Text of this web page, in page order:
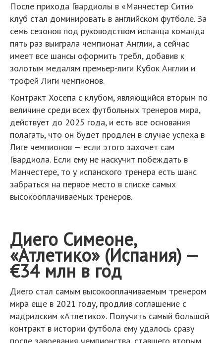
После прихода Гвардиолы в «Манчестер Сити»
клуб стал доминировать в английском футболе. За
семь сезонов под руководством испанца команда
пять раз выиграла чемпионат Англии, а сейчас
имеет все шансы оформить требл, добавив к
золотым медалям премьер-лиги Кубок Англии и
трофей Лиги чемпионов.
Контракт Хосепа с клубом, являющийся вторым по
величине среди всех футбольных тренеров мира,
действует до 2025 года, и есть все основания
полагать, что он будет продлен в случае успеха в
Лиге чемпионов — если этого захочет сам
Гвардиола. Если ему не наскучит побеждать в
Манчестере, то у испанского тренера есть шанс
забраться на первое место в списке самых
высокооплачиваемых тренеров.
Диего Симеоне,
«Атлетико» (Испания) —
€34 млн в год
Диего стал самым высокооплачиваемым тренером
мира еще в 2021 году, продлив соглашение с
мадридским «Атлетико». Получить самый большой
контракт в истории футбола ему удалось сразу